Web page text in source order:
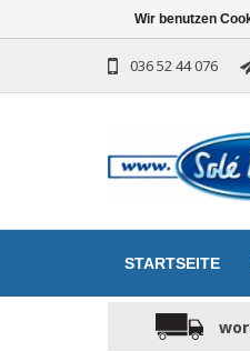
036 52 44 076
STARTSEITE
Wir benutzen